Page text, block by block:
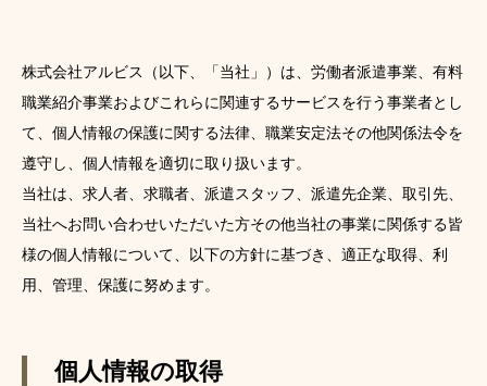
株式会社アルビス（以下、「当社」）は、労働者派遣事業、有料
職業紹介事業およびこれらに関連するサービスを行う事業者とし
て、個人情報の保護に関する法律、職業安定法その他関係法令を
遵守し、個人情報を適切に取り扱います。
当社は、求人者、求職者、派遣スタッフ、派遣先企業、取引先、
当社へお問い合わせいただいた方その他当社の事業に関係する皆
様の個人情報について、以下の方針に基づき、適正な取得、利
用、管理、保護に努めます。
個人情報の取得